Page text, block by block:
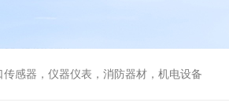
感器，仪器仪表，消防器材，机电设备